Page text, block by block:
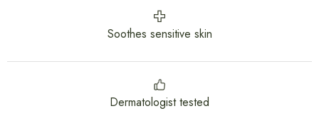
Soothes sensitive skin
Dermatologist tested